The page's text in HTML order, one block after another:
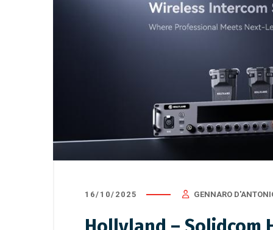
16/10/2025 GENNARO